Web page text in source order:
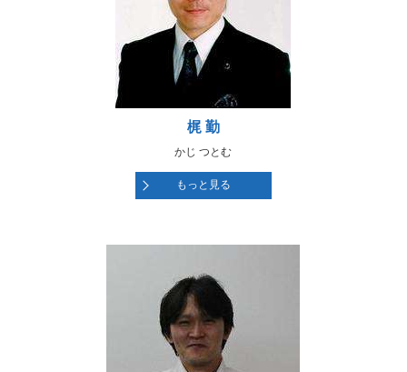
梶 勤
かじ つとむ
もっと見る